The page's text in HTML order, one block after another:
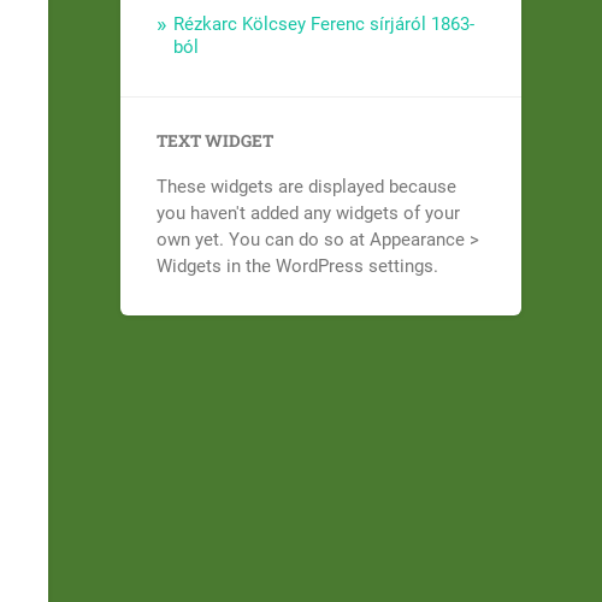
Rézkarc Kölcsey Ferenc sírjáról 1863-
ból
TEXT WIDGET
These widgets are displayed because
you haven't added any widgets of your
own yet. You can do so at Appearance >
Widgets in the WordPress settings.